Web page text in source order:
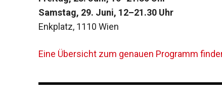
Samstag, 29. Juni, 12–21.30 Uhr
Enkplatz, 1110 Wien
Eine Übersicht zum genauen Programm